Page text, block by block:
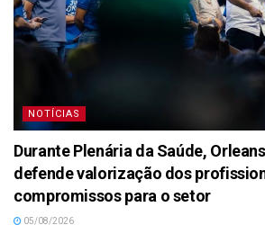
NOTÍCIAS
Durante Plenária da Saúde,
defende valorização dos
compromissos para o setor
05/08/2026